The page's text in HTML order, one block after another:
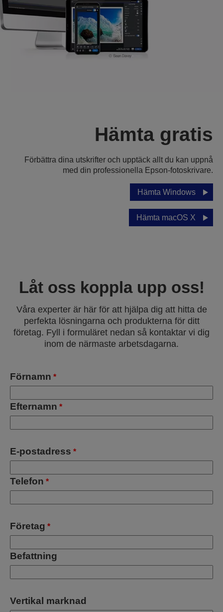
Hämta gratis
Förbättra dina utskrifter och upptäck allt du kan uppnå
med din professionella Epson-fotoskrivare.
Hämta Windows
Hämta macOS X
Låt oss koppla upp oss!
Våra experter är här för att hjälpa dig att hitta de
perfekta lösningarna och produkterna för ditt
företag. Fyll i formuläret nedan så kontaktar vi dig
inom de närmaste arbetsdagarna.
Förnamn *
Efternamn *
E-postadress *
Telefon *
Företag *
Befattning
Vertikal marknad